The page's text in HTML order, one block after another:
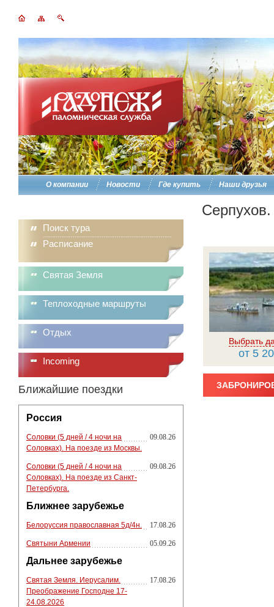
О компании Новости Где купить Наши друзья
Поиск тура
Расписание
Святая Земля
Теплоходные маршруты
Отдых
Incoming
Ближайшие поездки
Россия
Соловки (5 дней / 4 ночи на
Соловках). На поезде из Москвы.
09.08.26
Соловки (5 дней / 4 ночи на
Соловках). На поезде из Санкт-
Петербурга.
09.08.26
Ближнее зарубежье
Белоруссия православная 5д/4н. 17.08.26
Святыни Армении 05.09.26
Дальнее зарубежье
Святая Земля. Иерусалим.
Преображение Господне 17-
24.08.2026
17.08.26
Выбрать
от 5